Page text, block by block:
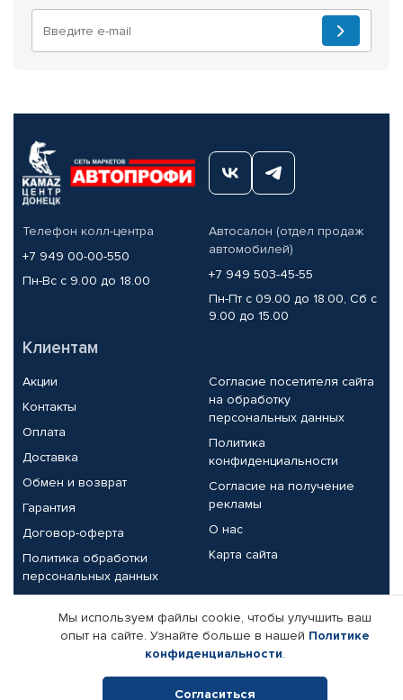
Телефон колл-центра
+7 949 00-00-550
Пн-Вс с 9.00 до 18.00
Автосалон (отдел продаж
автомобилей)
+7 949 503-45-55
Пн-Пт с 09.00 до 18.00, Сб с
9.00 до 15.00
Клиентам
Акции
Контакты
Оплата
Доставка
Обмен и возврат
Гарантия
Договор-оферта
Политика обработки
персональных данных
Согласие посетителя сайта
на обработку
персональных данных
Политика
конфиденциальности
Согласие на получение
рекламы
О нас
Карта сайта
Партнерам
Корпоративным клиентам
Поставщикам
Реквизиты компании
Мы используем файлы cookie, чтобы улучшить ваш
опыт на сайте. Узнайте больше в нашей Политике
конфиденциальности.
Согласиться